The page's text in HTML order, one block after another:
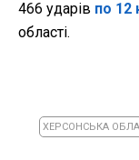
466 ударів по 12
області.
ХЕРСОНСЬКА